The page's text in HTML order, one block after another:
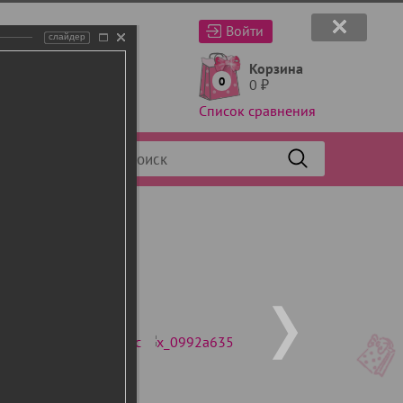
Войти
0
Корзина
0 ₽
Список сравнения
слайдер